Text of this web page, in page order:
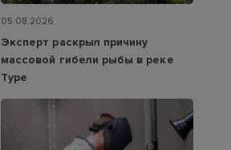
05.08.2026
Эксперт раскрыл причину
массовой гибели рыбы в реке
Туре